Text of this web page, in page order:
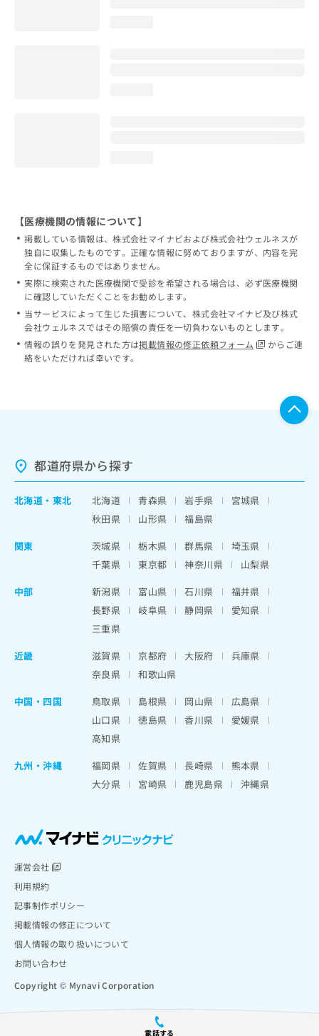
電話する
【医療機関の情報について】
掲載している情報は、株式会社マイナビおよび株式会社ウェルネスが
独自に収集したものです。正確な情報に努めておりますが、内容を完
全に保証するものではありません。
実際に検索された医療機関で受診を希望される場合は、必ず医療機関
に確認していただくことをお勧めします。
当サービスによって生じた損害について、株式会社マイナビ及び株式
会社ウェルネスではその賠償の責任を一切負わないものとします。
情報の誤りを発見された方は掲載情報の修正依頼フォーム
からご連
絡をいただければ幸いです。
都道府県から探す
北海道 ・ 東北 北海道 青森県 岩手県
宮城県
秋田県
山形県
福島県
関東
茨城県 栃木県 群馬県
埼玉県
千葉県
東京都 神奈川県
山梨県
中部
新潟県 富山県 石川県
福井県
長野県
岐阜県 静岡県
愛知県
三重県
近畿
滋賀県 京都府 大阪府
兵庫県
奈良県
和歌山県
中国・四国
鳥取県 島根県 岡山県
広島県
山口県
徳島県 香川県
愛媛県
高知県
九州・沖縄
福岡県 佐賀県 長崎県
熊本県
大分県
宮崎県 鹿児島県 沖縄県
運営会社
利用規約
記事制作ポリシー
掲載情報の修正について
個人情報の取り扱いについて
お問い合わせ
Copyright © Mynavi Corporation